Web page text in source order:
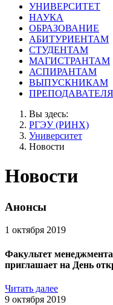
УНИВЕРСИТЕТ
НАУКА
ОБРАЗОВАНИЕ
АБИТУРИЕНТАМ
СТУДЕНТАМ
МАГИСТРАНТАМ
АСПИРАНТАМ
ВЫПУСКНИКАМ
Вы здесь:
РГЭУ (РИНХ)
Университет
Новости
Новости
Анонсы
1 октября 2019
Факультет
приглашает на День
Читать далее
9 октября 2019